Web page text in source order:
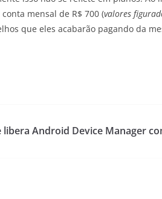
mensal de R$ 700 (valores
que eles acabarão pagando da
libera Android Device Manager